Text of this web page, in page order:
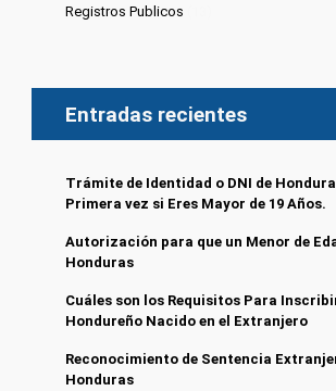
Registros Publicos
Entradas recientes
Trámite de Identidad o DNI de
Primera vez si Eres Mayor de 19 Años.
Autorización para que un Menor de
Honduras
Cuáles son los Requisitos Para
Hondureño Nacido en el Extranjero
Reconocimiento de Sentencia
Honduras